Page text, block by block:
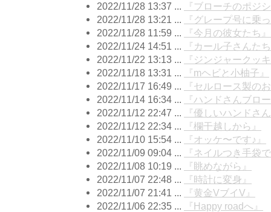
2022/11/28 13:37 ...
『ブローチのポジ
2022/11/28 13:21 ...
『グレープ号に乗
2022/11/28 11:59 ...
『今月の彼女たち』
2022/11/24 14:51 ...
『カール子さんた
2022/11/22 13:13 ...
『ジンジャークッ
2022/11/18 13:31 ...
『mヘビと小柚子』
2022/11/17 16:49 ...
『セルロース製の
2022/11/14 16:34 ...
『ハンドさんブロ
2022/11/12 22:47 ...
『優しいハンドさ
2022/11/12 22:34 ...
『欄干越しから』
2022/11/10 15:54 ...
『オッケ〜です♪』
2022/11/09 09:04 ...
『ネイルつき手袋
2022/11/08 10:19 ...
『眺めながら』
2022/11/07 22:48 ...
『時計に変身』
2022/11/07 21:41 ...
『黄金VブイV』
2022/11/06 22:35 ...
『Happy roadへ』